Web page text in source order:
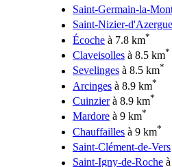
Saint-Germain-la-
Saint-Nizier-
Écoche à 7.8 km*
Claveisolles à 8.5 km*
Sevelinges à 8.5 km*
Arcinges à 8.9 km*
Cuinzierà 8.9 km*
Mardore à 9 km*
Chauffailles à 9 km*
Saint-Clément-de-Vers
Saint-Igny-de-Roche